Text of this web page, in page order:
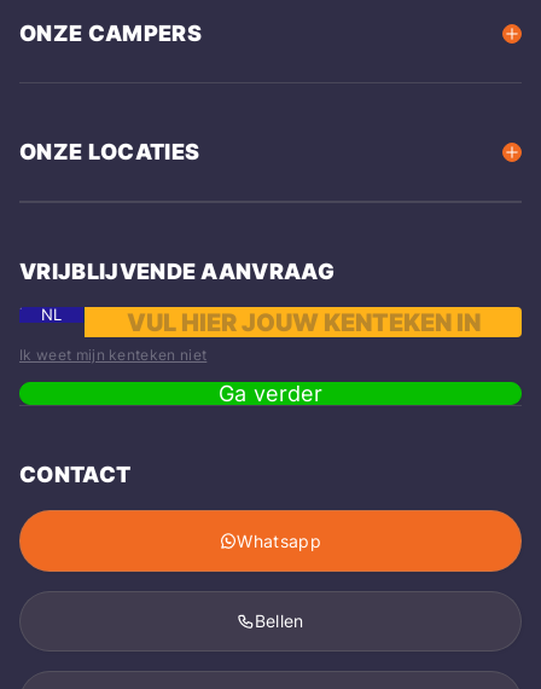
ONZE CAMPERS
ONZE LOCATIES
VRIJBLIJVENDE AANVRAAG
NL
Ik weet mijn kenteken niet
Ga verder
CONTACT
Whatsapp
Bellen